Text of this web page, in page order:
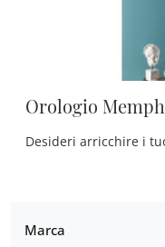
Marca
Orologio